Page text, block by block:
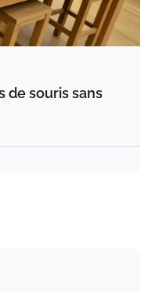
de souris sans